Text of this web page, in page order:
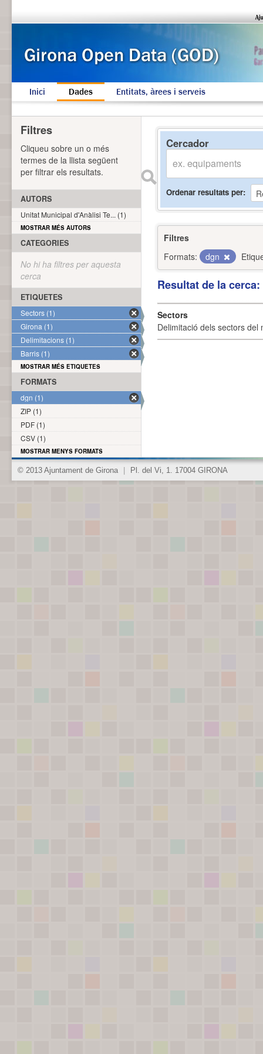
Inici Dades Entitats, àrees i serveis
Cercador
Ordenar resultats per
Filtres
Formats:
dgn
Resultat de la
Sectors
Delimitació dels sectors del
Filtres
Cliqueu sobre un o més
termes de la llista següent
per filtrar els resultats.
AUTORS
Unitat Municipal d'Anàlisi Te... (1)
MOSTRAR MÉS AUTORS
CATEGORIES
No hi ha filtres per aquesta
cerca
ETIQUETES
Sectors (1)
Girona (1)
Delimitacions (1)
Barris (1)
MOSTRAR MÉS ETIQUETES
FORMATS
dgn (1)
ZIP (1)
PDF (1)
CSV (1)
MOSTRAR MENYS FORMATS
© 2013 Ajuntament de Girona Pl. del Vi, 1. 17004 GIRONA